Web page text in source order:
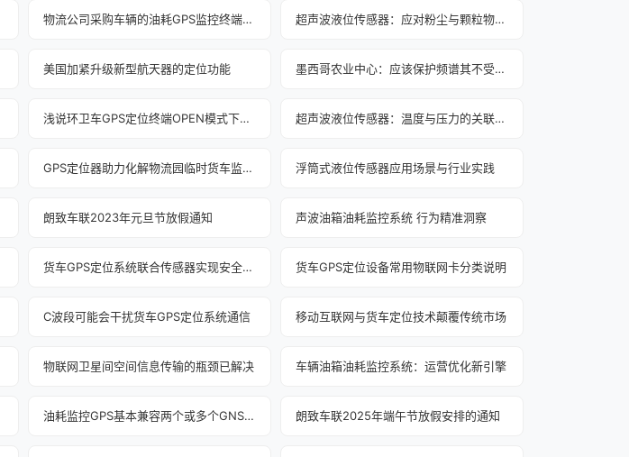
物流公司采购车辆的油耗GPS监控终端指南（二） 超声波液位传感器：应对粉尘与颗粒物干扰
美国加紧升级新型航天器的定位功能 墨西哥农业中心：应该保护频谱其不受侵占或干扰
浅说环卫车GPS定位终端OPEN模式下的优势 超声波液位传感器：温度与压力的关联影响及应对
GPS定位器助力化解物流园临时货车监管难题 浮筒式液位传感器应用场景与行业实践
朗致车联2023年元旦节放假通知 声波油箱油耗监控系统 行为精准洞察
货车GPS定位系统联合传感器实现安全驾驶 货车GPS定位设备常用物联网卡分类说明
C波段可能会干扰货车GPS定位系统通信 移动互联网与货车定位技术颠覆传统市场
物联网卫星间空间信息传输的瓶颈已解决 车辆油箱油耗监控系统：运营优化新引擎
油耗监控GPS基本兼容两个或多个GNSS信号 朗致车联2025年端午节放假安排的通知‌